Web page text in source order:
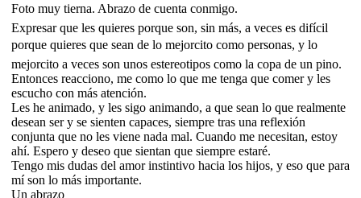
Foto muy tierna. Abrazo de cuenta conmigo.
Expresar que les quieres porque son, sin más, a veces es difícil
porque quieres que sean de lo mejorcito como personas, y lo
mejorcito a veces son unos estereotipos como la copa de un pino.
Entonces reacciono, me como lo que me tenga que comer y les
escucho con más atención.
Les he animado, y les sigo animando, a que sean lo que realmente
desean ser y se sienten capaces, siempre tras una reflexión
conjunta que no les viene nada mal. Cuando me necesitan, estoy
ahí. Espero y deseo que sientan que siempre estaré.
Tengo mis dudas del amor instintivo hacia los hijos, y eso que para
mí son lo más importante.
Un abrazo